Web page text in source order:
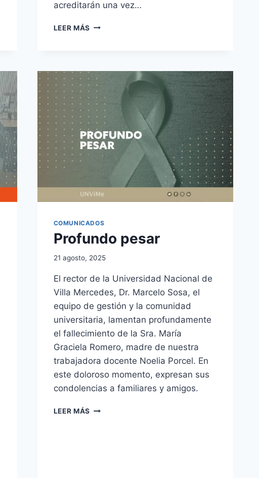
acreditarán una vez…
LEER MÁS PAGO
CORRESPONDIENTE
SEPTIEMBRE
COMUNICADOS
Profundo pesar
21 agosto, 2025
El rector de la Universidad Nacional de
Villa Mercedes, Dr. Marcelo Sosa, el
equipo de gestión y la comunidad
universitaria, lamentan profundamente
el fallecimiento de la Sra. María
Graciela Romero, madre de nuestra
trabajadora docente Noelia Porcel. En
este doloroso momento, expresan sus
condolencias a familiares y amigos.
LEER MÁS PROFUNDO